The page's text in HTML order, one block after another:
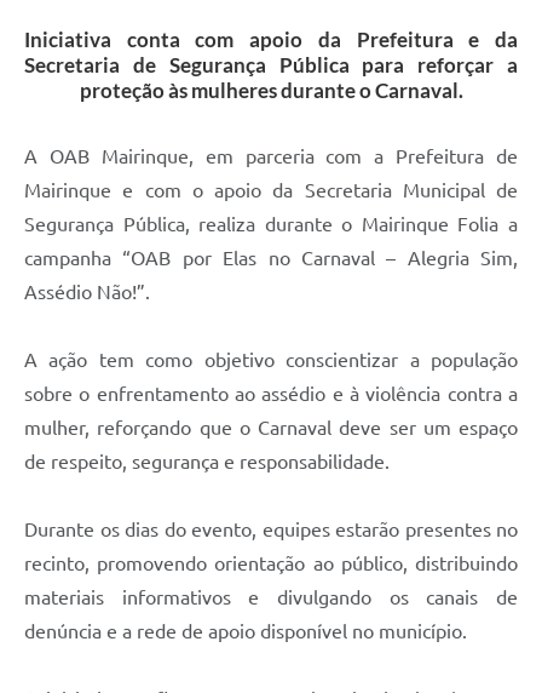
Iniciativa conta com apoio da Prefeitura e da
Secretaria de Segurança Pública para reforçar a
proteção às mulheres durante o Carnaval.
A OAB Mairinque, em parceria com a Prefeitura de
Mairinque e com o apoio da Secretaria Municipal de
Segurança Pública, realiza durante o Mairinque Folia a
campanha “OAB por Elas no Carnaval – Alegria Sim,
Assédio Não!”.
A ação tem como objetivo conscientizar a população
sobre o enfrentamento ao assédio e à violência contra a
mulher, reforçando que o Carnaval deve ser um espaço
de respeito, segurança e responsabilidade.
Durante os dias do evento, equipes estarão presentes no
recinto, promovendo orientação ao público, distribuindo
materiais informativos e divulgando os canais de
denúncia e a rede de apoio disponível no município.